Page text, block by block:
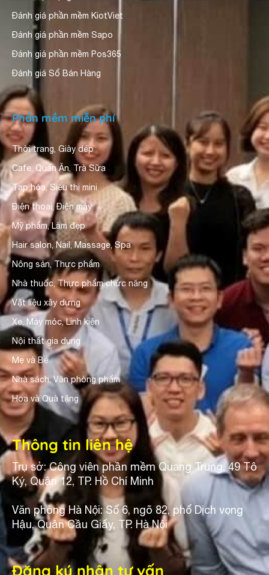
Đánh giá phần mềm KiotViet
Đánh giá phần mềm Sapo
Đánh giá phần mềm Pos365
Đánh giá Sổ Bán Hàng
Phần mềm miễn phí
Thời trang, Giày dép
Cafe, Quán Ăn, Trà Sữa
Tạp hóa, Siêu thị mini
Điện thoại, Điện máy
Mỹ phẩm, Làm đẹp
Hair salon, Nail, Massage, Spa
Nông sản, Thực phẩm
Nhà thuốc, Thực phẩm chức năng
Vật liệu xây dựng
Xe, Máy móc, Linh kiện
Nội thất gia dụng
Mẹ và Bé
Nhà sách, Văn phòng phẩm
Hoa và Quà tặng
Thông tin liên hệ
Trụ sở: Công viên phần mềm Quang Trung, 49 Tô
Ký, Quận 12, TP. Hồ Chí Minh
Văn phòng Hà Nội: Số 6, ngõ 82, phố Dịch vọng
Hậu, Quận Cầu Giấy, TP. Hà Nội
Đăng ký nhận tư vấn